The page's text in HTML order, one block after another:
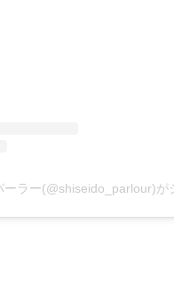
ーラー(@shiseido_parlour)が